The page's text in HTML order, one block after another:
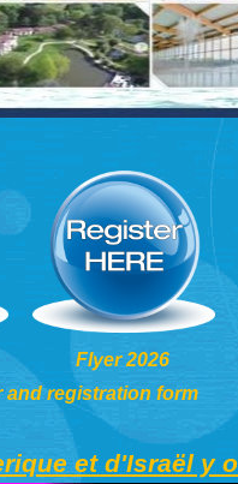
Flyer 2026
registration form
et d'Israël y